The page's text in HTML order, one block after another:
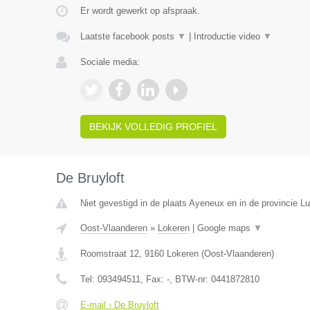
Er wordt gewerkt op afspraak.
Laatste facebook posts ▼ Introductie video ▼
Sociale media:
BEKIJK VOLLEDIG PROFIEL
De Bruyloft
Niet gevestigd in de plaats Ayeneux en in de provincie
Oost-Vlaanderen» Lokeren| Google maps ▼
Roomstraat 12, 9160 Lokeren(Oost-Vlaanderen)
Tel: 093494511, Fax: -, BTW-nr: 0441872810
E-mail › De Bruyloft